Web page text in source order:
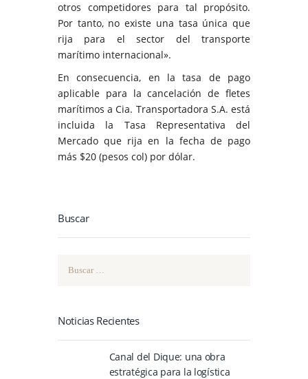
otros competidores para tal propósito.
Por tanto, no existe una tasa única que
rija para el sector del transporte
marítimo internacional».
En consecuencia, en la tasa de pago
aplicable para la cancelación de fletes
marítimos a Cia. Transportadora S.A. está
incluida la Tasa Representativa del
Mercado que rija en la fecha de pago
más $20 (pesos col) por dólar.
Buscar
Noticias Recientes
Canal del Dique: una obra
estratégica para la logística